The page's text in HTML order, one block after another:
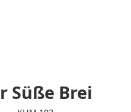
Süße Brei